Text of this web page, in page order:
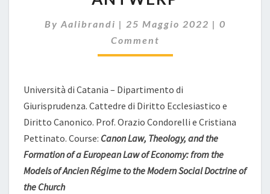
BUSINESSMEN:
A
PERSPECTIVE
MODERN
ANTWERP
By Aalibrandi | 25 Maggio 2022 | 0
Comment
Università di Catania – Dipartimento di
Giurisprudenza. Cattedre di Diritto Ecclesiastico e
Diritto Canonico. Prof. Orazio Condorelli e Cristiana
Pettinato. Course: Canon Law, Theology, and the
Formation of a European Law of Economy: from the
Models of Ancien Régime to the Modern Social Doctrine of
the Church